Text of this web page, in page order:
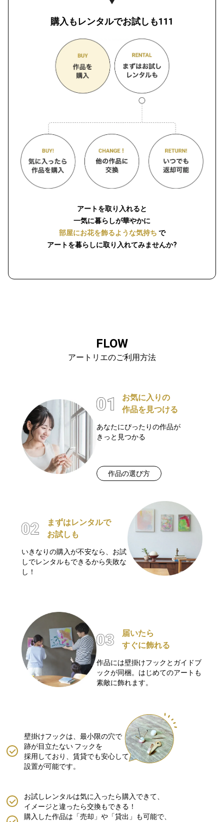
購入もレンタルでお試しも111
アートを取り入れると
一気に暮らしが華やかに
部屋にお花を飾るような気持ち で
アートを暮らしに取り入れてみませんか?
FLOW
アートリエのご利用方法
お気に入りの
作品を見つける
あなたにぴったりの作品が
きっと見つかる
作品の選び方
まずはレンタルで
お試しも
いきなりの購入が不安なら、お試
しでレンタルもできるから失敗な
し！
届いたら
すぐに飾れる
作品には壁掛けフックとガイドブ
ックが同梱。はじめてのアートも
素敵に飾れます。
壁掛けフックは、最小限の穴で
跡が目立たない フックを
採用しており、賃貸でも安心して
設置が可能です。
購入した作品は「売却」や「貸出」も可能で、
お試しレンタルは気に入ったら購入できて、
イメージと違ったら交換もできる！